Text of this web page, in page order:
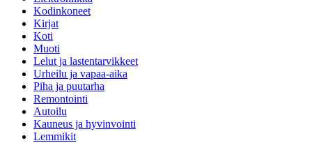
Kodinkoneet
Kirjat
Koti
Muoti
Lelut ja lastentarvikkeet
Urheilu ja vapaa-aika
Piha ja puutarha
Remontointi
Autoilu
Kauneus ja hyvinvointi
Lemmikit